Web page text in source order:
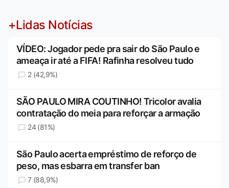
+Lidas Notícias
VÍDEO: Jogador pede pra sair do São Paulo e
ameaça ir até a FIFA! Rafinha resolveu tudo
2 (42,9%)
SÃO PAULO MIRA COUTINHO! Tricolor avalia
contratação do meia para reforçar a armação
24 (81%)
São Paulo acerta empréstimo de reforço de
peso, mas esbarra em transfer ban
7 (88,9%)